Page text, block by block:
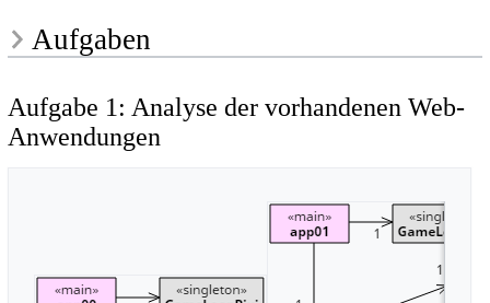
Aufgaben
Aufgabe 1: Analyse der vorhandenen Web-
Anwendungen